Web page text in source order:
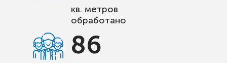
кв. метров
обработано
86